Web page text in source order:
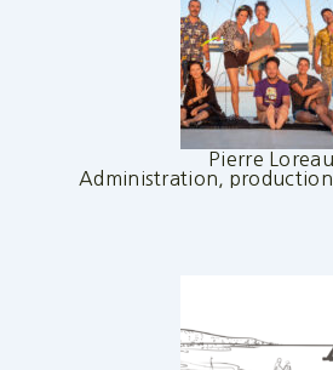
Pierre Loreau
Administration,